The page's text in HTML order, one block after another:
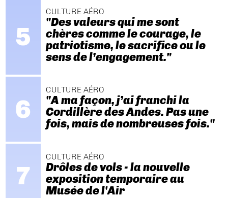
CULTURE AÉRO
"Des valeurs qui me sont
chères comme le courage, le
patriotisme, le sacrifice ou le
sens de l’engagement."
CULTURE AÉRO
"A ma façon, j’ai franchi la
Cordillère des Andes. Pas une
fois, mais de nombreuses fois."
CULTURE AÉRO
Drôles de vols - la nouvelle
exposition temporaire au
Musée de l'Air